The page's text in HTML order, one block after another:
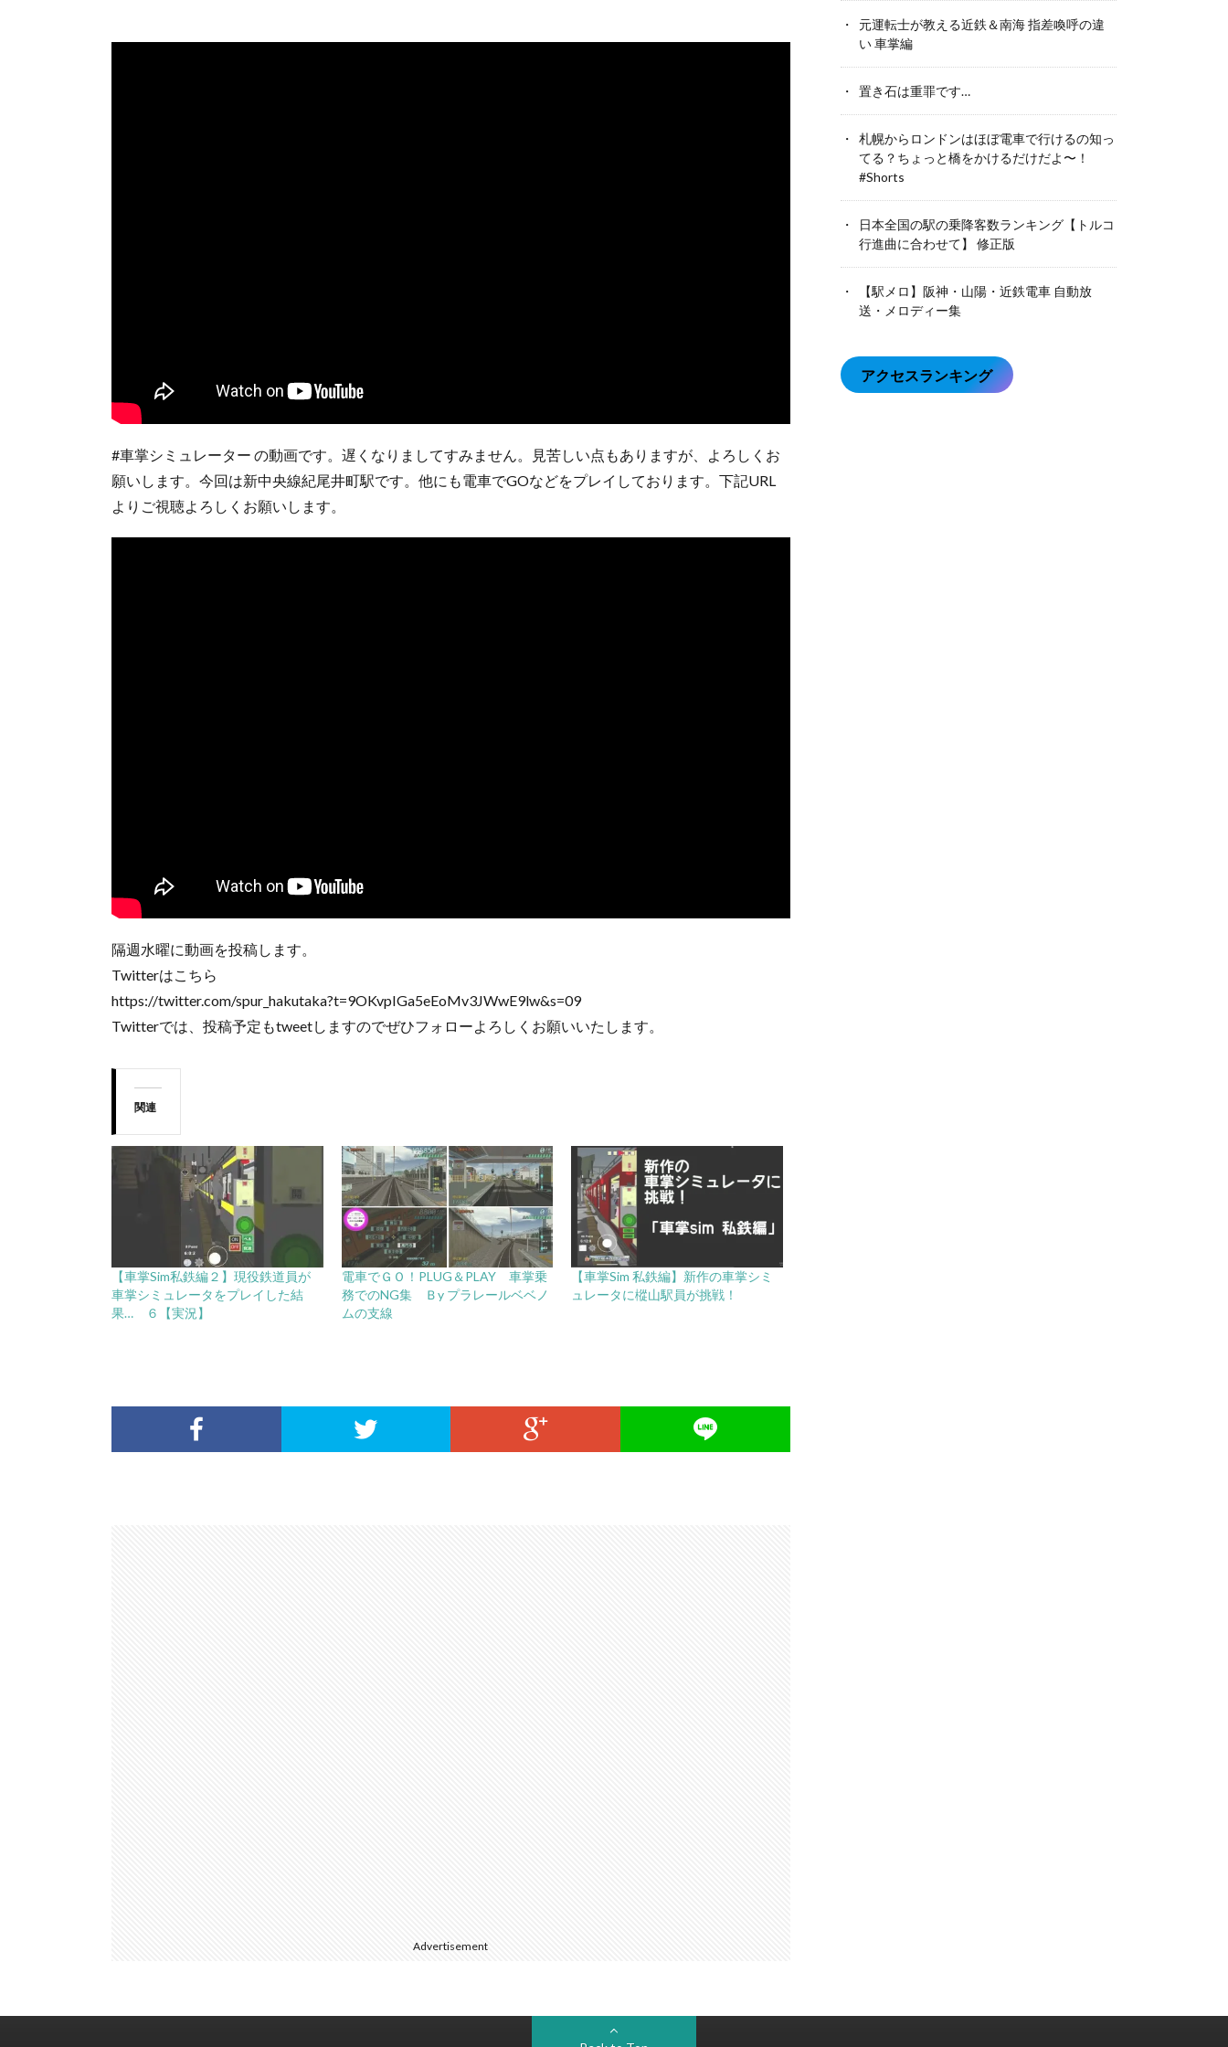
#車掌シミュレーター の動画です。遅くなりましてすみません。見苦しい点もありますが、よろしくお
願いします。今回は新中央線紀尾井町駅です。他にも電車でGOなどをプレイしております。下記URL
よりご視聴よろしくお願いします。
隔週水曜に動画を投稿します。
Twitterはこちら
https://twitter.com/spur_hakutaka?t=9OKvpIGa5eEoMv3JWwE9lw&s=09
Twitterでは、投稿予定もtweetしますのでぜひフォローよろしくお願いいたします。
関連
【車掌Sim私鉄編２】現役鉄道員が
車掌シミュレータをプレイした結
果… ６【実況】
電車でＧＯ！PLUG＆PLAY 車掌乗
務でのNG集 Ｂy プラレールベベノ
ムの支線
【車掌Sim 私鉄編】新作の車掌シミ
ュレータに樅山駅員が挑戦！
Advertisement
元運転士が教える近鉄＆南海 指差喚呼の違
い 車掌編
置き石は重罪です…
札幌からロンドンはほぼ電車で行けるの知っ
てる？ちょっと橋をかけるだけだよ〜！
#Shorts
日本全国の駅の乗降客数ランキング【トルコ
行進曲に合わせて】 修正版
【駅メロ】阪神・山陽・近鉄電車 自動放
送・メロディー集
アクセスランキング